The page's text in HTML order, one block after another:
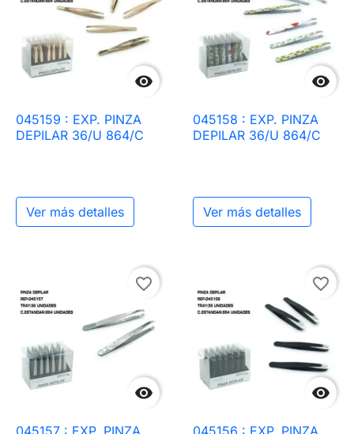

045159 : EXP. PINZA
DEPILAR 36/U 864/C
Ver más detalles

045158 : EXP. PINZA
DEPILAR 36/U 864/C
Ver más detalles

favorite_border

favorite_border